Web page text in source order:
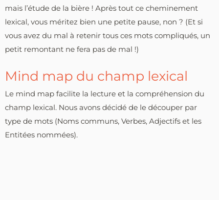
mais l’étude de la bière ! Après tout ce cheminement
lexical, vous méritez bien une petite pause, non ? (Et si
vous avez du mal à retenir tous ces mots compliqués, un
petit remontant ne fera pas de mal !)
Mind map du champ lexical
Le mind map facilite la lecture et la compréhension du
champ lexical. Nous avons décidé de le découper par
type de mots (Noms communs, Verbes, Adjectifs et les
Entitées nommées).